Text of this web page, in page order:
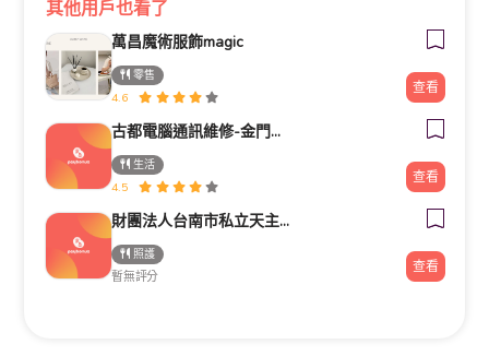
其他用戶也看了
萬昌魔術服飾magic
零售
4.6
查看
古都電腦通訊維修-金門電腦筆電維修/安裝/重灌/資料救援/電腦零件推薦
生活
4.5
查看
財團法人台南市私立天主教瑞復益智中心
照護
暫無評分
查看